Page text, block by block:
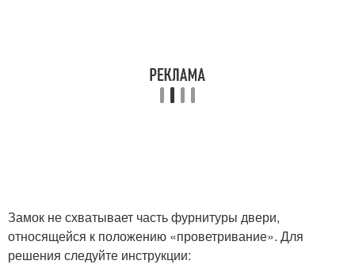
Замок не схватывает часть фурнитуры двери,
относящейся к положению «проветривание». Для
решения следуйте инструкции: